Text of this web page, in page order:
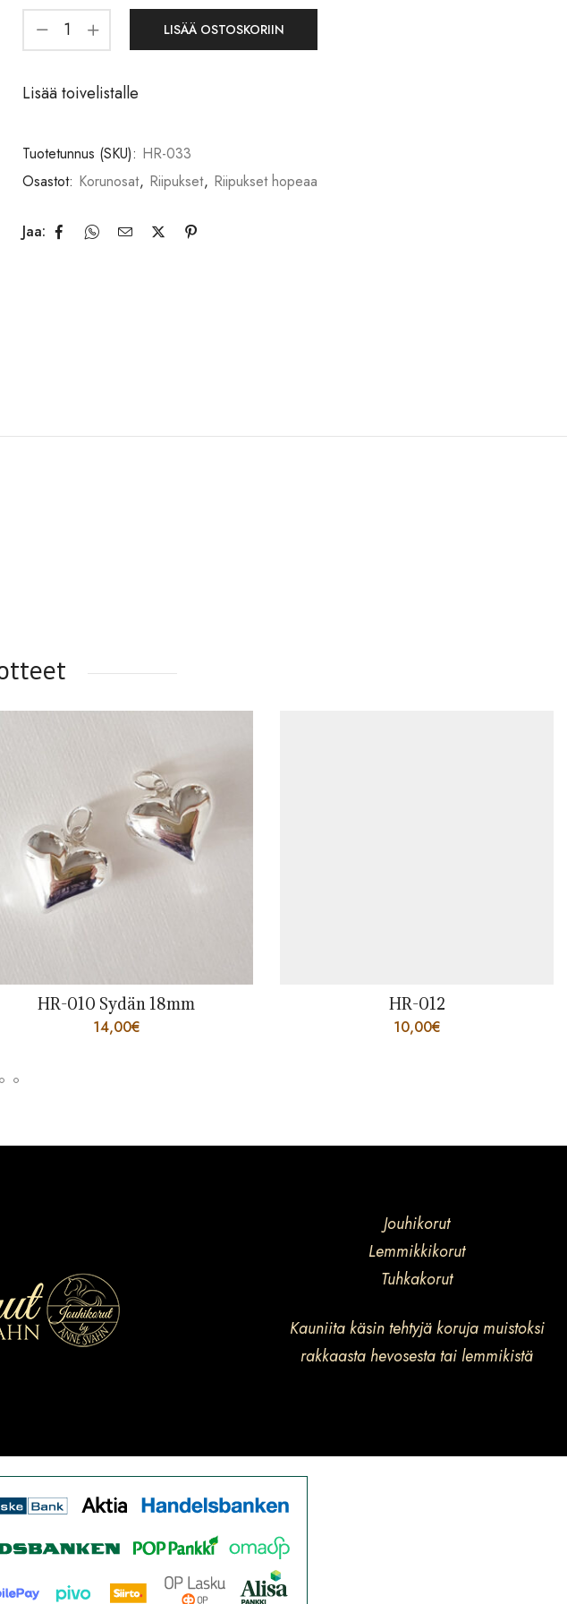
LISÄÄ OSTOSKORIIN
Lisää toivelistalle
Tuotetunnus (SKU): HR-033
Osastot: Korunosat, Riipukset, Riipukset hopeaa
Jaa:
HR-010 Sydän 18mm
14,00€
HR-012
10,00€
Jouhikorut
Lemmikkikorut
Tuhkakorut
Kauniita käsin tehtyjä koruja muistoksi
rakkaasta hevosesta tai lemmikistä